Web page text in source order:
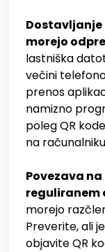
Dostavljanje
morejo
lastniška
večini
prenos
namizno
poleg QR
na
Povezava
reguliranem
morejo
Preverite, ali
objavite QR